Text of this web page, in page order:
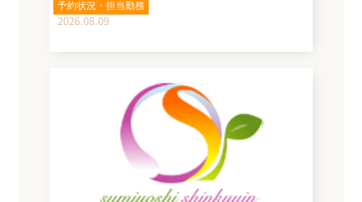
予約状況・担当勤務
2026.08.09